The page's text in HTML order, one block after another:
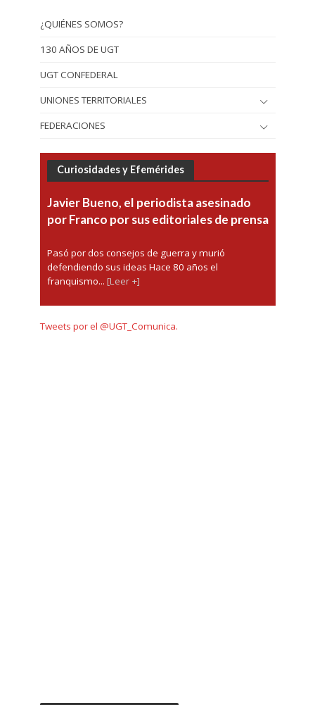
¿QUIÉNES SOMOS?
130 AÑOS DE UGT
UGT CONFEDERAL
UNIONES TERRITORIALES
FEDERACIONES
Curiosidades y Efemérides
Javier Bueno, el periodista asesinado
por Franco por sus editoriales de prensa
Pasó por dos consejos de guerra y murió
defendiendo sus ideas Hace 80 años el
franquismo... [Leer +]
Tweets por el @UGT_Comunica.